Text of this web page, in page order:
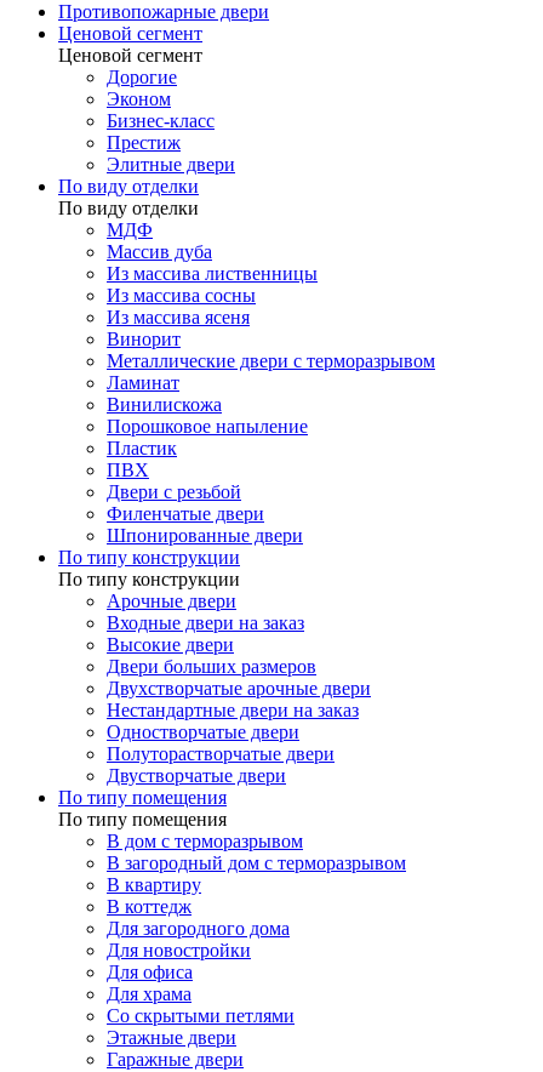
Противопожарные двери
Ценовой сегмент
Ценовой сегмент
Дорогие
Эконом
Бизнес-класс
Престиж
Элитные двери
По виду отделки
По виду отделки
МДФ
Массив дуба
Из массива лиственницы
Из массива сосны
Из массива ясеня
Винорит
Металлические двери с терморазрывом
Ламинат
Винилискожа
Порошковое напыление
Пластик
ПВХ
Двери с резьбой
Филенчатые двери
Шпонированные двери
По типу конструкции
По типу конструкции
Арочные двери
Входные двери на заказ
Высокие двери
Двери больших размеров
Двухстворчатые арочные двери
Нестандартные двери на заказ
Одностворчатые двери
Полуторастворчатые двери
Двустворчатые двери
По типу помещения
По типу помещения
В дом с терморазрывом
В загородный дом с терморазрывом
В квартиру
В коттедж
Для загородного дома
Для новостройки
Для офиса
Для храма
Со скрытыми петлями
Этажные двери
Гаражные двери